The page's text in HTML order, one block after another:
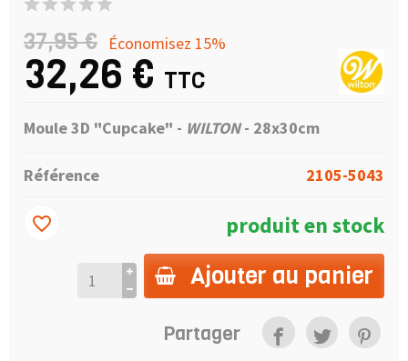
37,95 € Économisez 15%
32,26 € TTC
Moule 3D "Cupcake" - WILTON- 28x30cm
Référence 2105-5043
produit en stock
Ajouter au panier
favorite_border
Partager